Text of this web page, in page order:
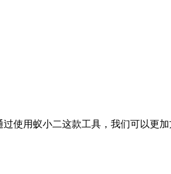
使用蚁小二这款工具，我们可以更